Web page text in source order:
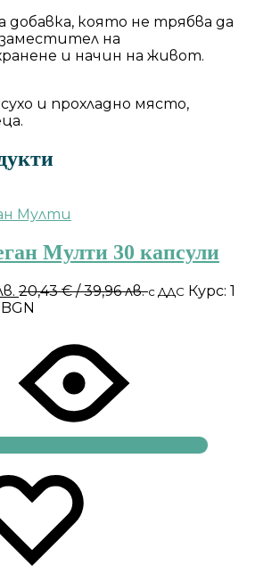
добавка, която не трябва да
на
и начин на живот.
и прохладно място,
Мулти 30 капсули
20,43€/ 39,96 лв.с ДДС Курс: 1